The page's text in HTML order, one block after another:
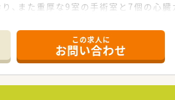
、また重厚な9室の手術室と7個の心
療約300例などの実績がございます。
学生の受け入れを積極的に行っており
を中心にご活躍されております。
この求人に
お問い合わせ